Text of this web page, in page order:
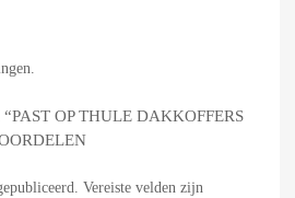
OP THULE DAKKOFFERS
Vereiste velden zijn